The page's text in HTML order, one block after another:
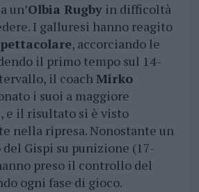
un’Olbia Rugbyin difficoltà
I galluresi hanno reagito
, accorciando le
il primo tempo sul 14-
il coachMirko
i suoi a maggiore
e il risultato si è visto
nella ripresa. Nonostante un
Gispi su punizione (17-
preso il controllo del
ogni fase di gioco.